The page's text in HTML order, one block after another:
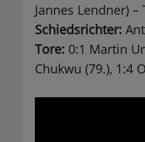
Jannes Lendner)
Schiedsrichter:
Tore: 0:1 Martin
Chukwu (79.), 1:4